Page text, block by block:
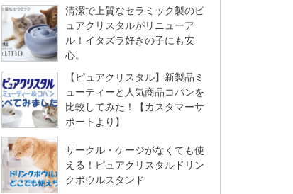
清潔で上質なセラミック製のピ
ュアクリスタルがリニューア
ル！イタズラ好きの子にも安
心。
【ピュアクリスタル】新製品ミ
ューティーと人気商品コパンを
比較してみた！【カスタマーサ
ポートより】
サークル・ケージがなくても使
える！ピュアクリスタルドリン
クボウルスタンド